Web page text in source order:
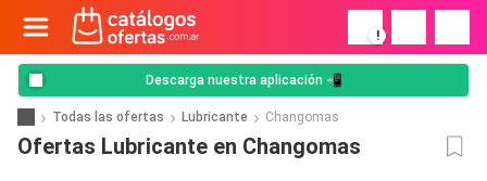
!
Descarga nuestra aplicación 📲
Todas las ofertas Lubricante Changomas
Ofertas Lubricante en Changomas